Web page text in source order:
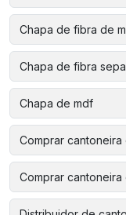
Chapa de fibra de
Chapa de fibra
Chapa de mdf
Comprar
Comprar